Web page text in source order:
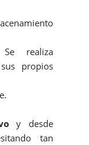
realiza
propios
y desde
tan